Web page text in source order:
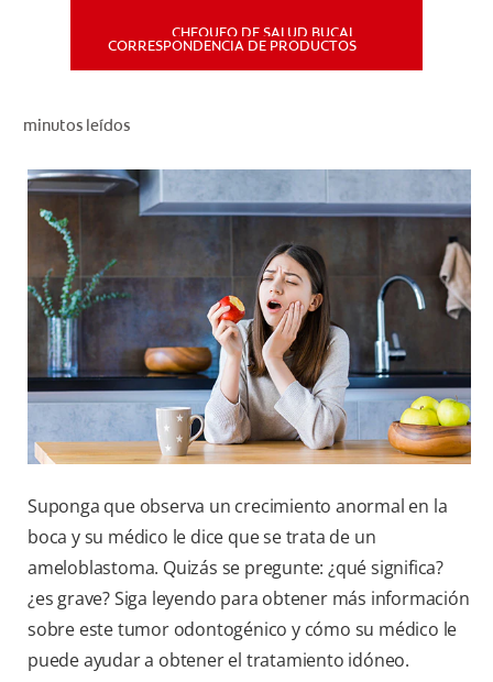
PROMOCIONES
NI (ES)
SUSCRÍBASE
CHEQUEO DE SALUD BUCAL
CORRESPONDENCIA DE PRODUCTOS
minutos leídos
Suponga que observa un crecimiento anormal en la
boca y su médico le dice que se trata de un
ameloblastoma. Quizás se pregunte: ¿qué significa?
¿es grave? Siga leyendo para obtener más información
sobre este tumor odontogénico y cómo su médico le
puede ayudar a obtener el tratamiento idóneo.